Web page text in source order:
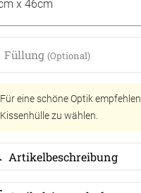
Füllung(Optional)
Für eine schöne Optik
Kissenhülle zu wählen.
Artikelbeschreibung